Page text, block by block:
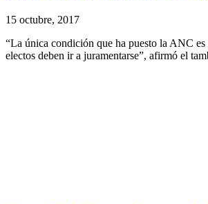
15 octubre, 2017
“La única condición que ha puesto la ANC es
electos deben ir a juramentarse”, afirmó el